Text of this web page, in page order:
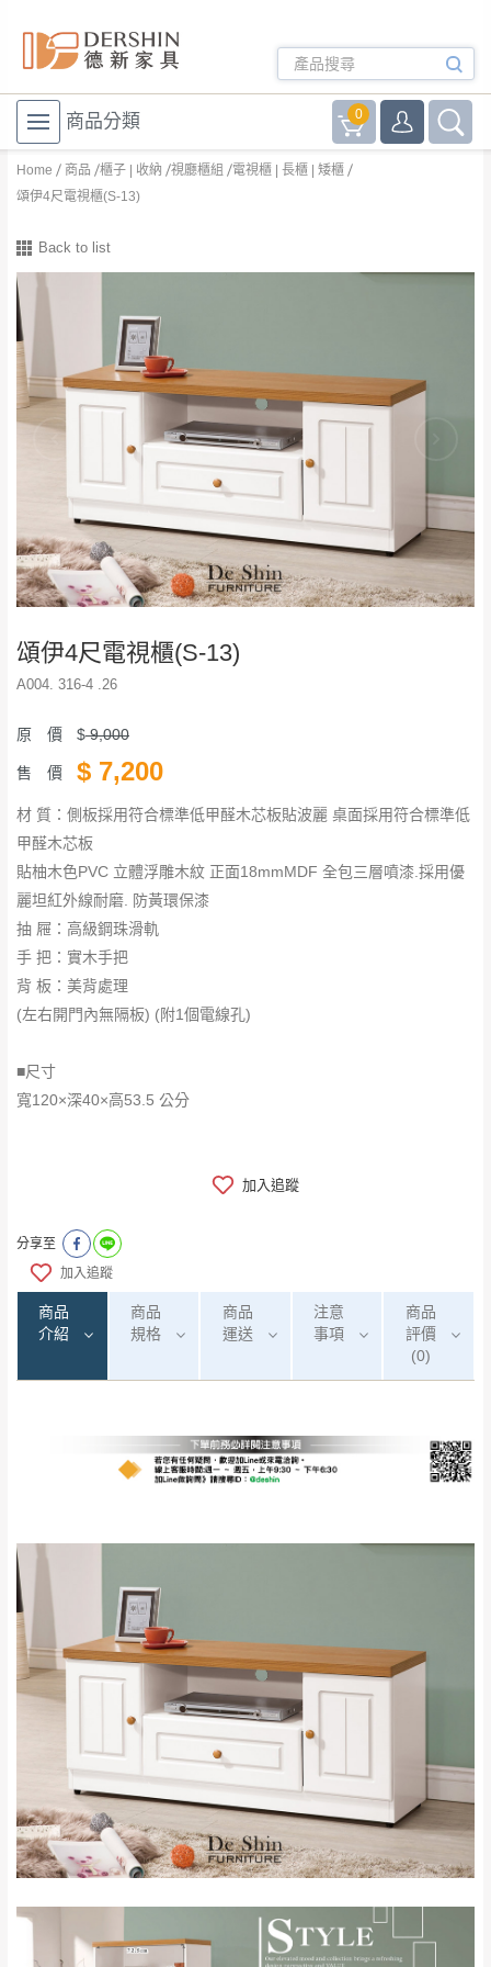
商品分類 0
Home 商品 櫃子 | 收納 視廳櫃組
電視櫃 | 長櫃 | 矮櫃
頌伊4尺電視櫃(S-13)
Back to list
頌伊4尺電視櫃(S-13)
A004. 316-4 .26
原 價 $9,000
售 價 $ 7,200
材 質：側板採用符合標準低甲醛木芯板貼波麗 桌面採用符合標準低
甲醛木芯板
貼柚木色PVC 立體浮雕木紋 正面18mmMDF 全包三層噴漆.採用優
麗坦紅外線耐磨. 防黃環保漆
抽 屜：高級鋼珠滑軌
手 把：實木手把
背 板：美背處理
(左右開門內無隔板) (附1個電線孔)
■尺寸
寬120×深40×高53.5 公分
加入追蹤
分享至
加入追蹤
商品
介紹
商品
規格
商品
運送
注意
事項
商品
評價
(0)
運 費 說 明
運送地
偏遠地區
桃園
免 運
費
復興鄉
新竹
區、新埔山區、芎
里
台北 無
注意事項：
品項繁多，網頁無法及時更新，如有需
Line客服」來信確認商品是否有「現貨」與
若商品價格或庫存有異常，商家有權取消訂
單。部分網路商品恕無法更改原設計或客製，敬請
見諒！
接單後二日內(不含例假日)，我們客服會與您
電話聯絡或E-Mail通知確認訂單。
（線上客服 LINE → @dershin）
下單前先詢問是否現貨，若未詢問下單後無
現貨我們客服會再來電或E-Mail與您聯絡
（洽詢方式請搜尋 Line ID → @dershin）
地區恕無法提供運送 (詳見運送規章)。
(0)筆
全部 依評論高至低排列
依評論低至高排列
只顯示附上評論